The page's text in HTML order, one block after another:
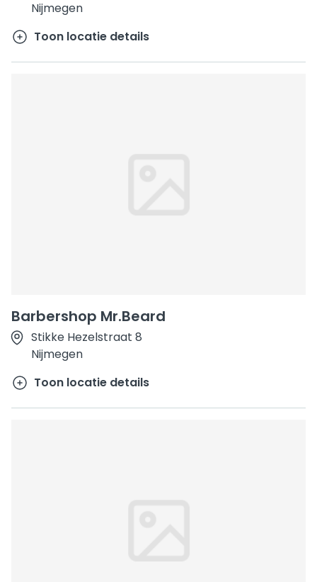
Nijmegen
Toon locatie details
Barbershop Mr.Beard
Stikke Hezelstraat 8
Nijmegen
Toon locatie details